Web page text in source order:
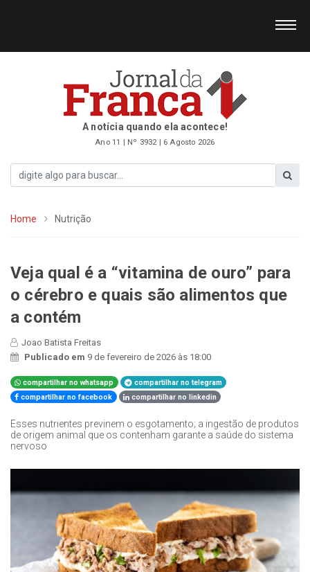
A notícia quando ela acontece!
Ano 11 | Nº 3932 | 6 Agosto 2026
Home Nutrição
Veja qual é a “vitamina de ouro” para
o cérebro e quais são alimentos que
a contém
Joao Batista Freitas
Publicado em 9 de fevereiro de 2026 às 18:00
compartilhar no whatsapp
compartilhar no telegram
compartilhar no facebook
compartilhar no linkedin
Esses nutrientes previnem o esgotamento; a ingestão de produtos
de origem animal que os contenham garante a saúde do sistema
nervoso